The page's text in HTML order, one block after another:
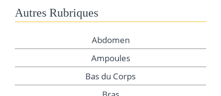
Autres Rubriques
Abdomen
Ampoules
Bas du Corps